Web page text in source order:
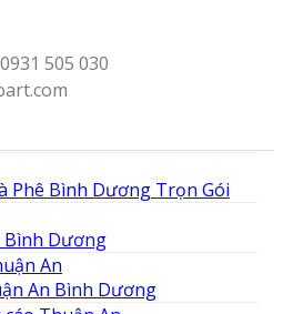
505 030
Phê Bình Dương Trọn Gói
Bình Dương
An Bình Dương